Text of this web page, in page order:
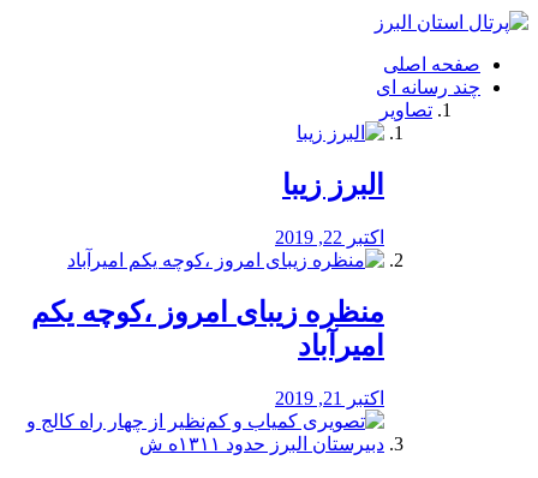
فصد
شرق
تهران
خشکشویی
صفحه اصلی
چند رسانه ای
تصاویر
البرز زیبا
اکتبر 22, 2019
منظره‌‌ زیبای امروز ،کوچه یکم
امیرآباد
اکتبر 21, 2019